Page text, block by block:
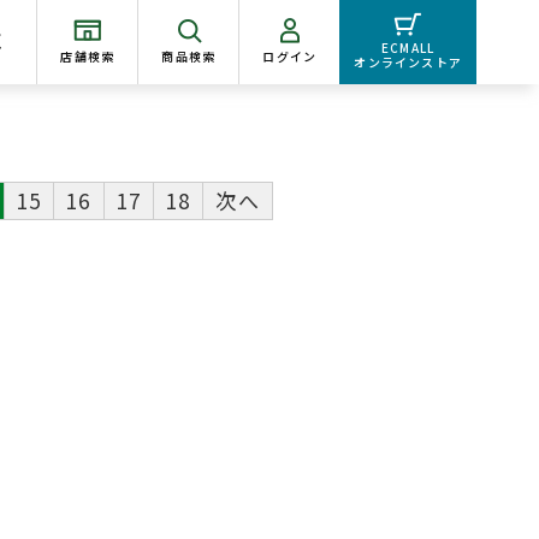
店舗検索 商品検索 ログイン
ECMALL
オンラインストア
15 16 17 18
次へ